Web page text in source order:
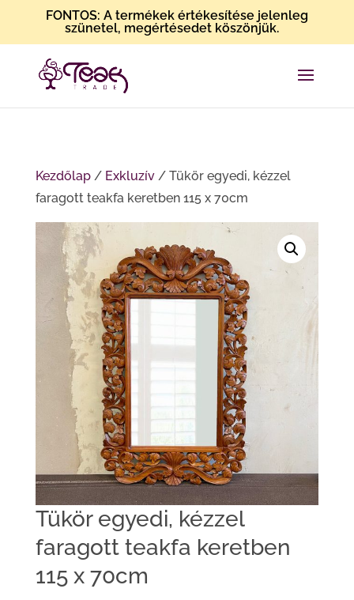
FONTOS: A termékek értékesítése jelenleg
szünetel, megértésedet köszönjük.
Kezdőlap/ Exkluzív/ Tükör egyedi, kézzel
faragott teakfa keretben 115 x 70cm
Tükör egyedi, kézzel
faragott teakfa keretben
115 x 70cm